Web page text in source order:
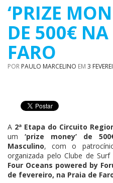
‘PRIZE
DE 500€
FARO
POR PAULO MARCELINO EM 3
A 2ª Etapa do Circuito
um ‘prize money’ de
Masculino, com o
organizada pelo Clube de
Four Oceans powered by
de fevereiro, na Praia de